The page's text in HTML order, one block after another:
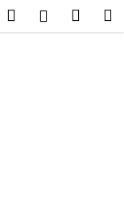
HledatPřihlášení